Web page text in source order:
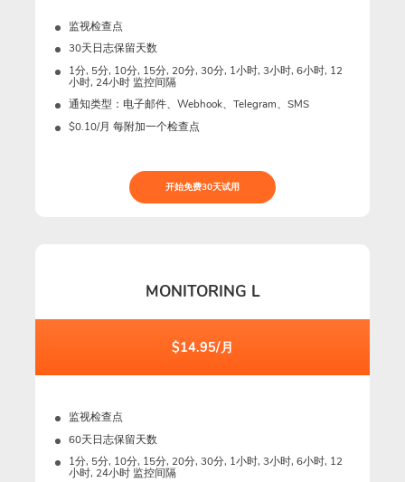
监视检查点
30天日志保留天数
1分, 5分, 10分, 15分, 20分, 30分, 1小时, 3小时, 6小时, 12
小时, 24小时 监控间隔
通知类型：电子邮件、Webhook、Telegram、SMS
$0.10/月 每附加一个检查点
开始免费30天试用
MONITORING L
$14.95/月
监视检查点
60天日志保留天数
1分, 5分, 10分, 15分, 20分, 30分, 1小时, 3小时, 6小时, 12
小时, 24小时 监控间隔